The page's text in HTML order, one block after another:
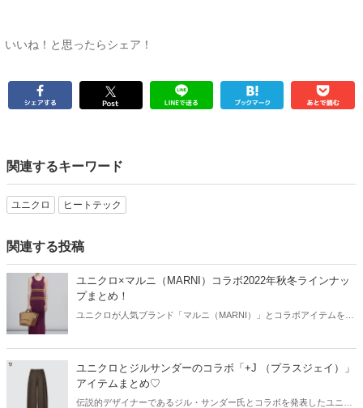
いいね！と思ったらシェア！
関連するキーワード
ユニクロ ヒートテック
関連する投稿
ユニクロ×マルニ（MARNI）コラボ2022年秋冬ラインナッ
プまとめ！
ユニクロが人気ブランド「マルニ（MARNI）」とコラボアイテムを発
ユニクロとジルサンダーのコラボ「+J （プラスジェイ）」
アイテムまとめ♡
伝説的デザイナーであるジル・サンダー氏とコラボを発表したユニク